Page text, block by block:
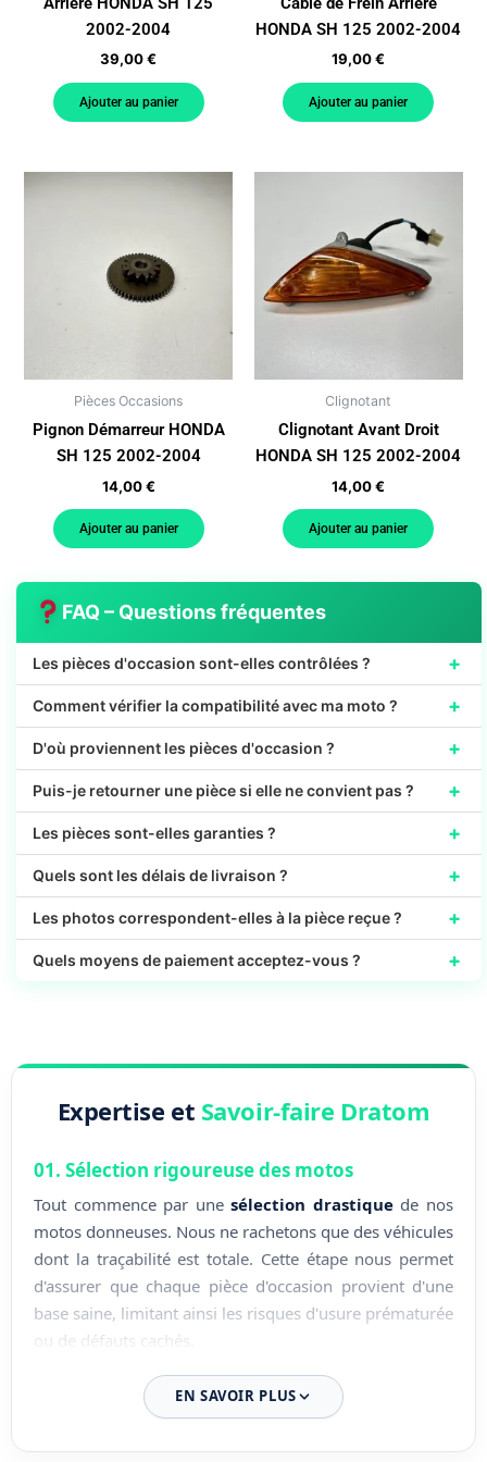
2002-2004
39,00€
Ajouter au panier
HONDA SH 125 2002-2004
19,00€
Ajouter au panier
Pièces Occasions
Pignon Démarreur HONDA
SH 125 2002-2004
14,00€
Ajouter au panier
Clignotant
Clignotant Avant Droit
HONDA SH 125 2002-2004
14,00€
Ajouter au panier
FAQ – Questions fréquentes
Les pièces d'occasion sont-elles contrôlées ? +
Comment vérifier la compatibilité avec ma moto ? +
D'où proviennent les pièces d'occasion ? +
Puis-je retourner une pièce si elle ne convient pas ? +
Les pièces sont-elles garanties ? +
Quels sont les délais de livraison ? +
Les photos correspondent-elles à la pièce reçue ? +
Quels moyens de paiement acceptez-vous ? +
Expertise et Savoir-faire Dratom
01. Sélection rigoureuse des motos
Tout commence par unesélection drastiquede nos
motos donneuses. Nous ne rachetons que des véhicules
dont la traçabilité est totale. Cette étape nous permet
d'assurer que chaque pièce d'occasion provient d'une
base saine, limitant ainsi les risques d'usure prématurée
ou de défauts cachés.
02. Démontage expert en atelier
spécialisés au sein de nos locaux en Loire-Atlantique.
EN SAVOIR PLUS